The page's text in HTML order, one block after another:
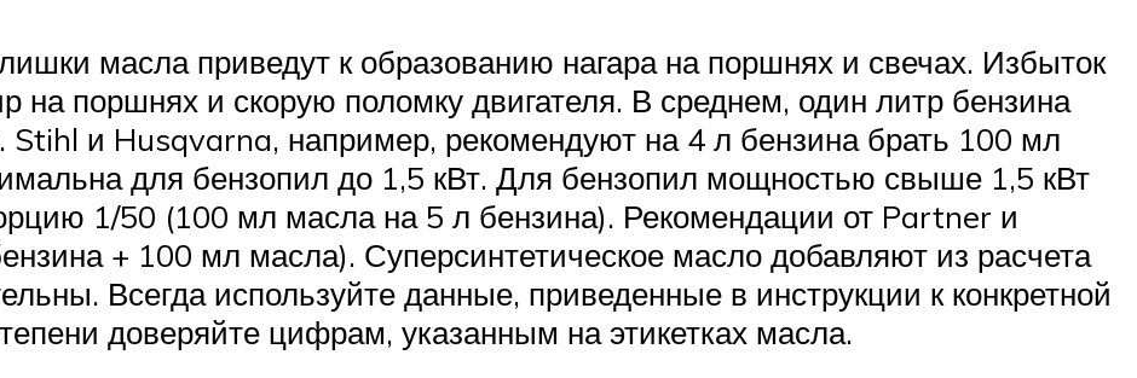
масла приведут к образованию нагара на поршнях и свечах. Избыток
на поршнях и скорую поломку двигателя. В среднем, один литр бензина
и Husqvarna, например, рекомендуют на 4 л бензина брать 100 мл
для бензопил до 1,5 кВт. Для бензопил мощностью свыше 1,5 кВт
1/50 (100 мл масла на 5 л бензина). Рекомендации от Partner и
+ 100 мл масла). Суперсинтетическое масло добавляют из расчета
Всегда используйте данные, приведенные в инструкции к конкретной
доверяйте цифрам, указанным на этикетках масла.